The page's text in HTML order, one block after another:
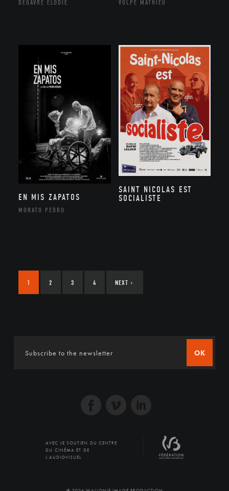
DEGAVRE ÉLODIE VOLPE MATHIEU
EN MIS ZAPATOS
MORATO PEDRO
SAINT NICOLAS EST
SOCIALISTE
1 2 3 4 NEXT ›
OK
AVEC LE SOUTIEN DU CENTRE
DU CINÉMA ET DE
L'AUDIOVISUEL